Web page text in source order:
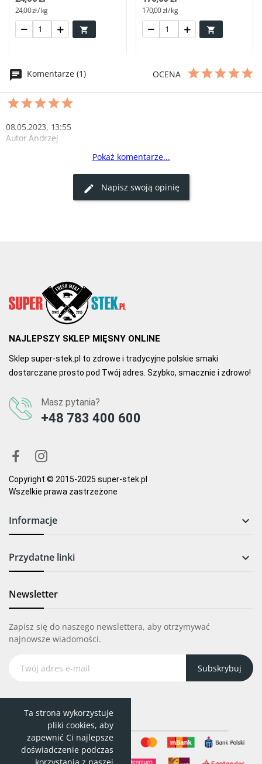

24,00 zł / kg

170,00 zł / kg
Komentarze (1) OCENA
08.05.2023, 13:55
Autor Andrzej
Aromatyczna kiełbasa
Kiełbasa z sarny ma niesamowity aromat. Idealna na grilla i do
kanapek. Na pewno kupię ponownie!
Pokaż komentarze...
Napisz swoją opinię
NAJLEPSZY SKLEP MIĘSNY ONLINE
Sklep super-stek.pl to zdrowe i tradycyjne polskie smaki
dostarczane prosto pod Twój adres. Szybko, smacznie i zdrowo!
Masz pytania?
+48 783 400 600
Copyright © 2015-2025 super-stek.pl
Wszelkie prawa zastrzeżone
Informacje 
Przydatne linki 
Newsletter
Zapisz się do naszego newslettera, aby otrzymywać
najnowsze wiadomości.
Subskrybuj
Ta strona wykorzystuje
pliki cookies, aby
zapewnić Ci najlepsze
doświadczenie podczas